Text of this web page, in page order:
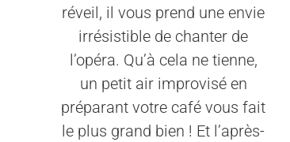
réveil, il vous prend une envie
irrésistible de chanter de
l’opéra. Qu’à cela ne tienne,
un petit air improvisé en
préparant votre café vous fait
le plus grand bien ! Et l’après-